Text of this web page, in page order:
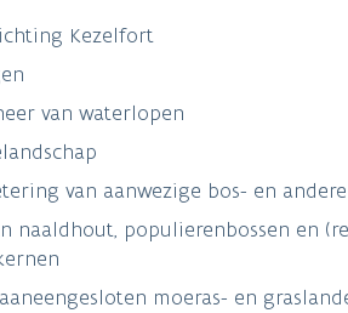
Kezelfort
van waterlopen
van aanwezige bos- en
naaldhout, populierenbossen en
moeras- en